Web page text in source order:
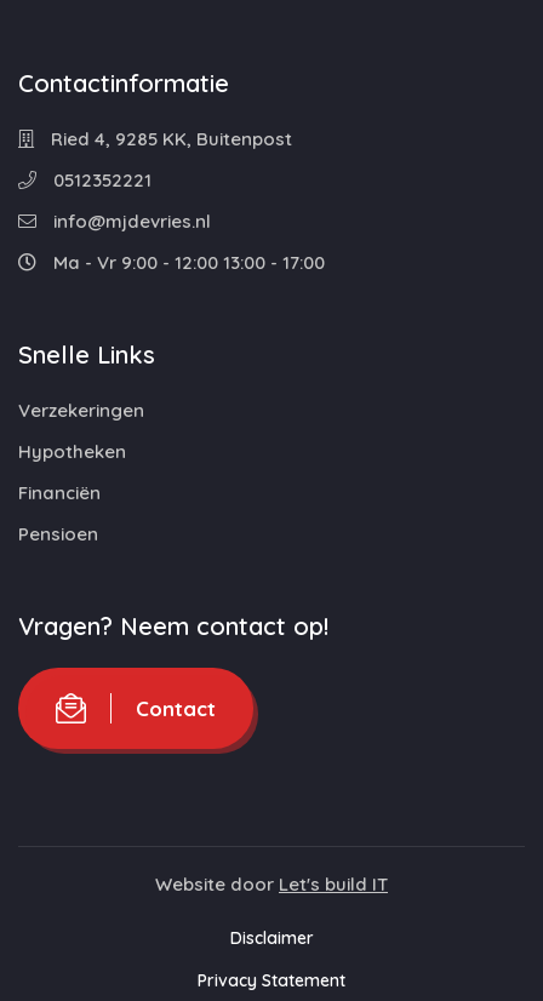
Contactinformatie
Ried 4, 9285 KK, Buitenpost
0512352221
info@mjdevries.nl
Ma - Vr 9:00 - 12:00 13:00 - 17:00
Snelle Links
Verzekeringen
Hypotheken
Financiën
Pensioen
Vragen? Neem contact op!
Contact
Website door Let's build IT
Disclaimer
Privacy Statement